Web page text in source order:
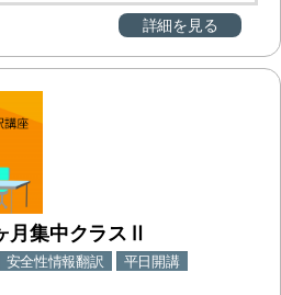
詳細を見る
集中クラスⅡ
安全性情報翻訳
平日開講